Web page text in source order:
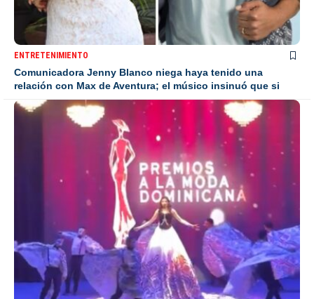
ENTRETENIMIENTO
Comunicadora Jenny Blanco niega haya tenido una
relación con Max de Aventura; el músico insinuó que si